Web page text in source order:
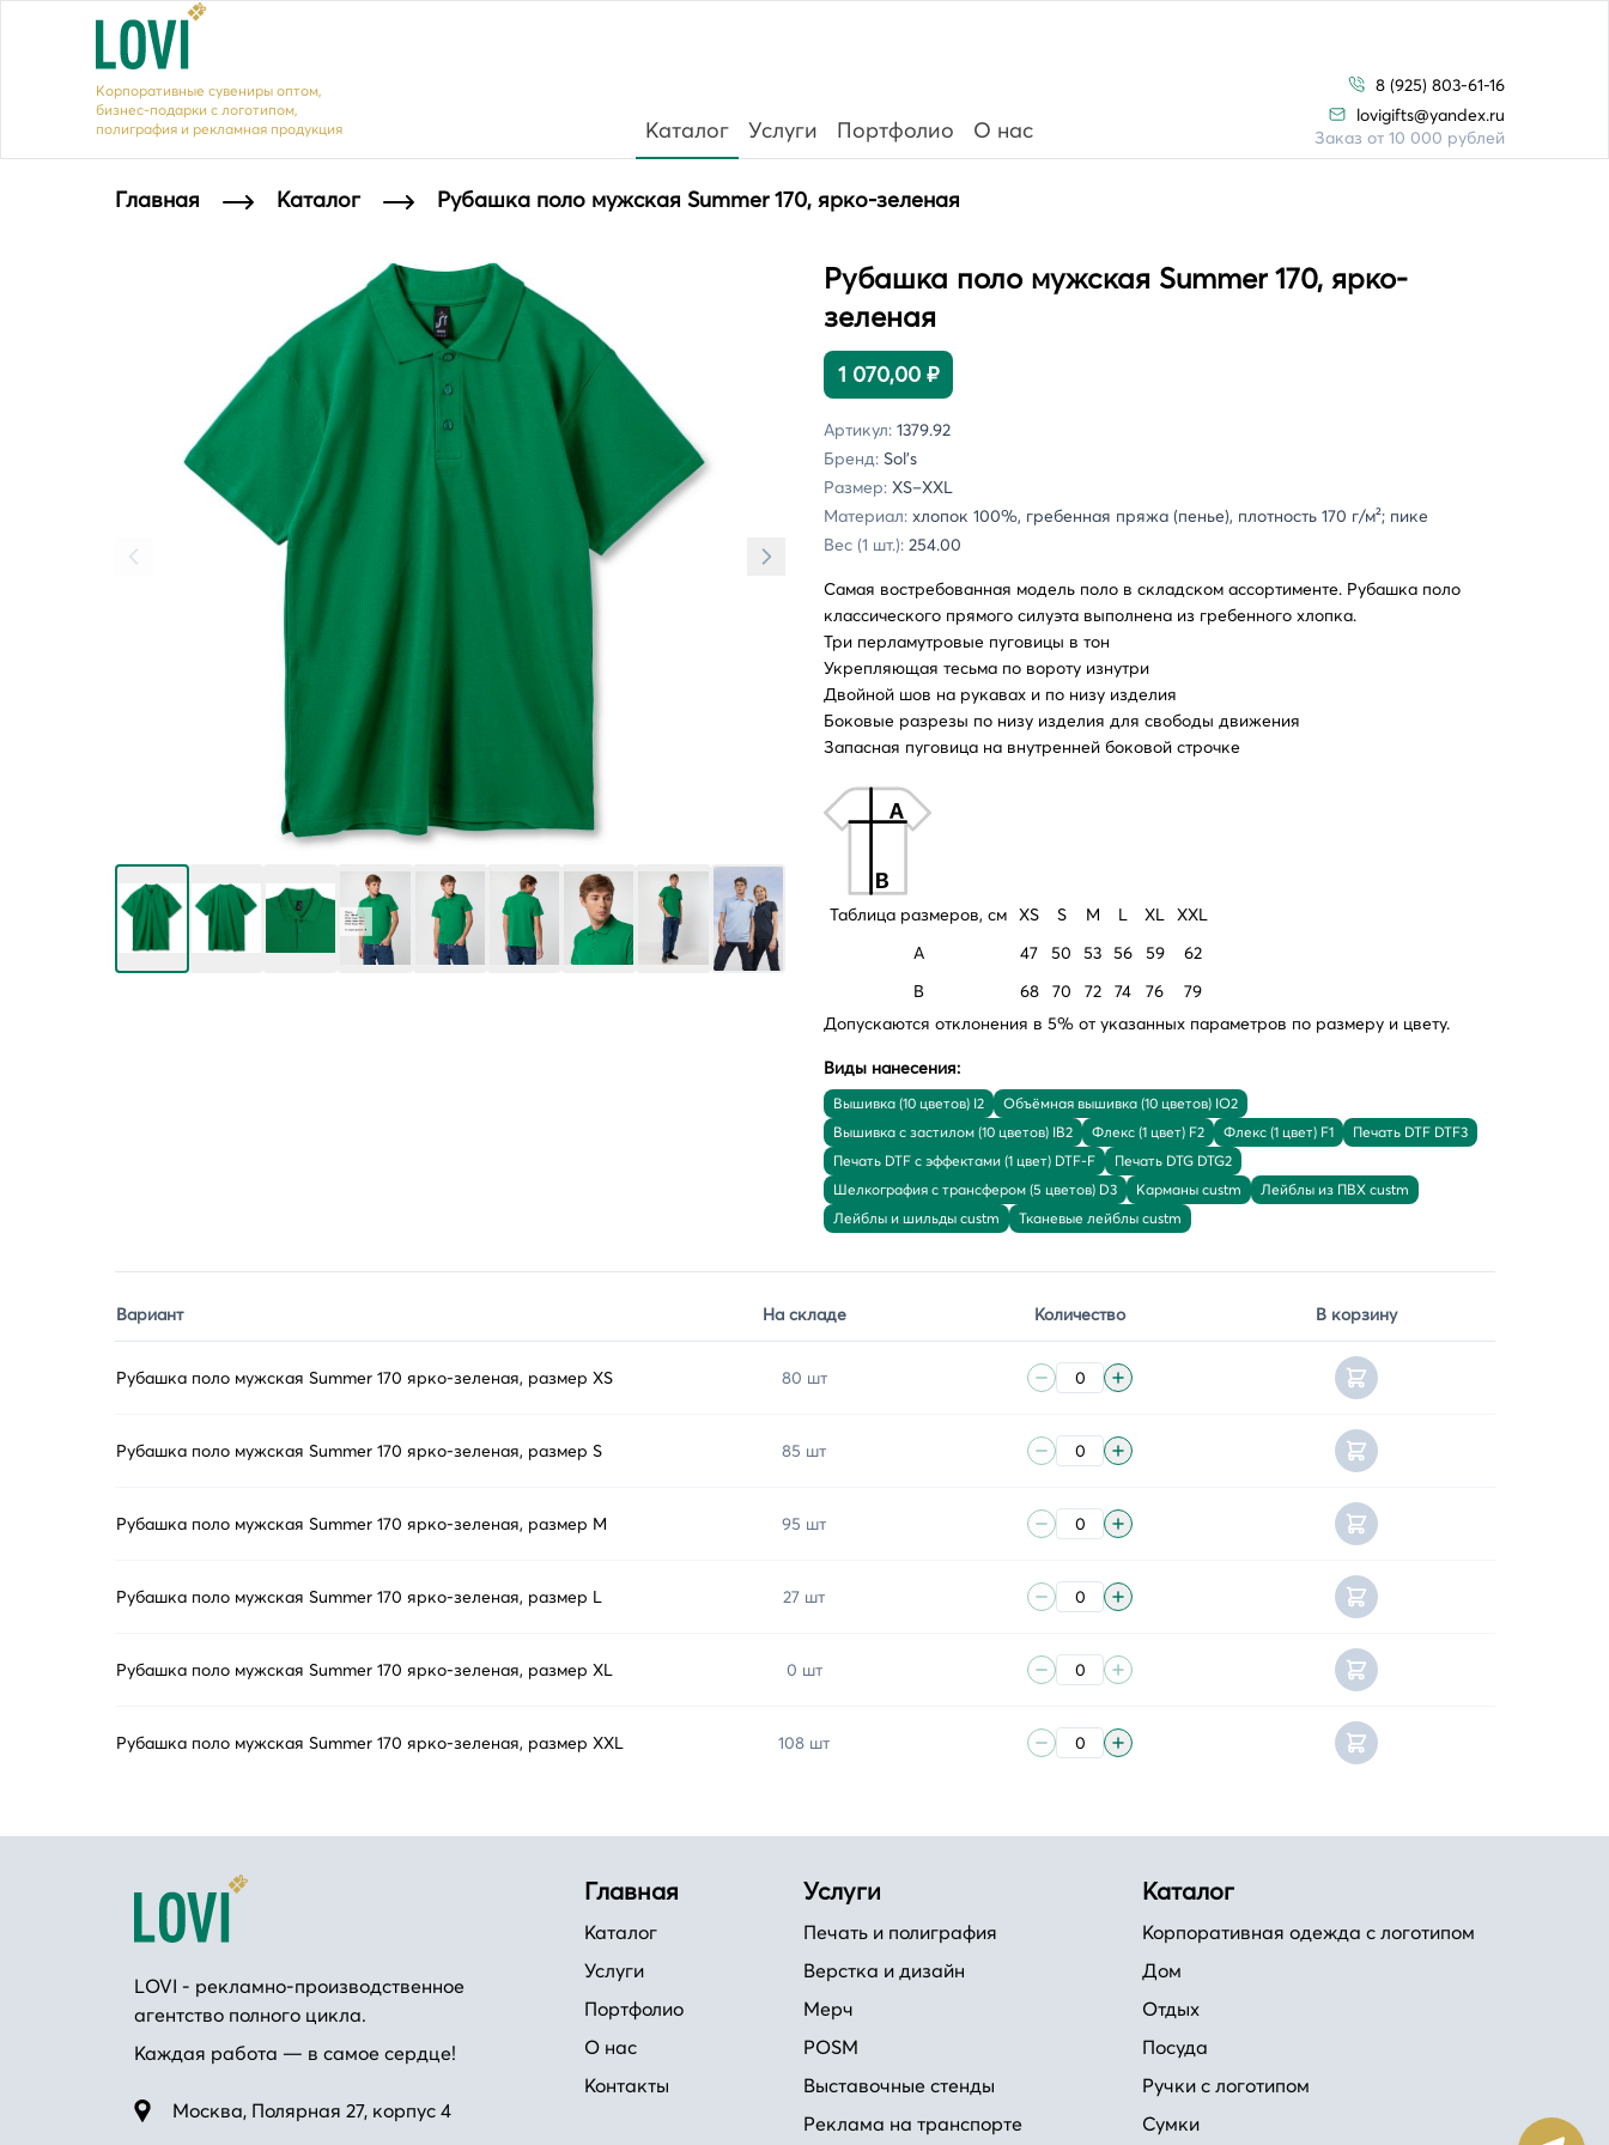
Корпоративные сувениры оптом,
бизнес-подарки с логотипом,
полиграфия и рекламная продукция
Каталог Услуги Портфолио О нас
8 (925) 803-61-16
lovigifts@yandex.ru
Заказ от 10 000 рублей
Главная Каталог Рубашка поло мужская Summer 170, ярко-зеленая
Рубашка поло мужская Summer 170, ярко-
зеленая
1 070,00 ₽
Артикул: 1379.92
Бренд: Sol's
Размер: XS–XXL
Материал: хлопок 100%, гребенная пряжа (пенье), плотность 170 г/м²; пике
Вес (1 шт.): 254.00
Самая востребованная модель поло в складском ассортименте. Рубашка поло
классического прямого силуэта выполнена из гребенного хлопка.
Три перламутровые пуговицы в тон
Укрепляющая тесьма по вороту изнутри
Двойной шов на рукавах и по низу изделия
Боковые разрезы по низу изделия для свободы движения
Запасная пуговица на внутренней боковой строчке
Таблица размеров, см XS S M L XL XXL
A
47 50 53 56 59
62
B
68 70 72 74 76
79
Допускаются отклонения в 5% от указанных параметров по размеру и цвету.
Виды нанесения:
Вышивка (10 цветов) I2
Объёмная вышивка (10 цветов) IO2
Вышивка с застилом (10 цветов) IB2
Флекс (1 цвет) F2 Флекс (1 цвет) F1
Печать DTF DTF3
Печать DTF с эффектами (1 цвет) DTF-F
Печать DTG DTG2
Шелкография с трансфером (5 цветов) D3
Карманы custm
Лейблы из ПВХ custm
Лейблы и шильды custm
Тканевые лейблы custm
Вариант На складе Количество В корзину
Рубашка поло мужская Summer 170 ярко-зеленая, размер XS 80 шт
Рубашка поло мужская Summer 170 ярко-зеленая, размер S 85 шт
Рубашка поло мужская Summer 170 ярко-зеленая, размер M 95 шт
Рубашка поло мужская Summer 170 ярко-зеленая, размер L 27 шт
Рубашка поло мужская Summer 170 ярко-зеленая, размер XL 0 шт
Рубашка поло мужская Summer 170 ярко-зеленая, размер XXL 108 шт
LOVI - рекламно-производственное
агентство полного цикла.
Каждая работа — в самое сердце!
Москва, Полярная 27, корпус 4
Главная
Каталог
Услуги
Портфолио
О нас
Контакты
Услуги
Печать и полиграфия
Верстка и дизайн
Мерч
POSM
Выставочные стенды
Реклама на транспорте
Каталог
Корпоративная одежда с логотипом
Дом
Отдых
Посуда
Ручки с логотипом
Сумки